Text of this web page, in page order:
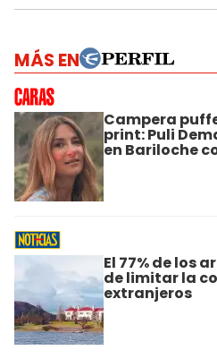
MÁS EN
Campera
print: Puli
en Bariloche
El 77% de los
de limitar la
extranjeros